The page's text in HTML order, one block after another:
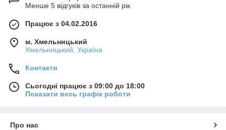
Менше 5 відгуків за останній рік
Працює з 04.02.2016
м. Хмельницький
Хмельницький, Україна
Контакти
Сьогодні працює з 09:00 до 18:00
Показати весь графік роботи
Про нас